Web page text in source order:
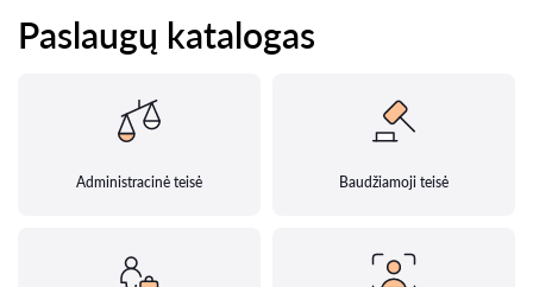
Paslaugų katalogas
Administracinė teisė Baudžiamoji teisė